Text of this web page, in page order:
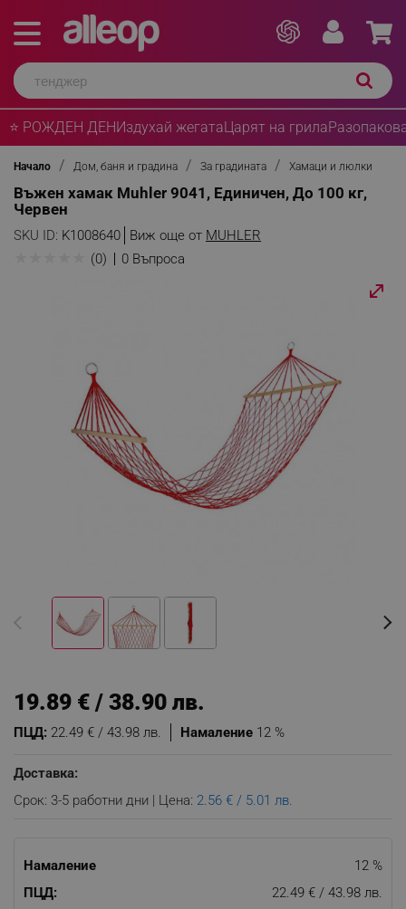
⭐ РОЖДЕН ДЕНИздухай жегатаЦарят на грила
Начало Дом, баня и градина За градината Хамаци и люлки
Въжен хамак Muhler 9041, Единичен, До 100 кг,
Червен
SKU ID: K1008640 Виж още от MUHLER
(0) 0 Въпроса
Намаление 12 %
ПЦД: 22.49 € / 43.98 лв.
19.89 € / 38.90 лв.
Доставка:
Срок: 3-5 работни дни | Цена: 2.56 € / 5.01 лв.
Намаление
12 %
ПЦД:
22.49 € / 43.98 лв.